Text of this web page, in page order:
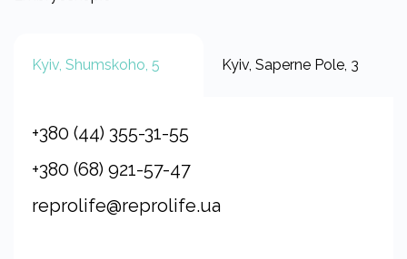
Kyiv, Shumskoho, 5 Kyiv, Saperne Pole, 3
+380 (44) 355-31-55
+380 (68) 921-57-47
reprolife@reprolife.ua